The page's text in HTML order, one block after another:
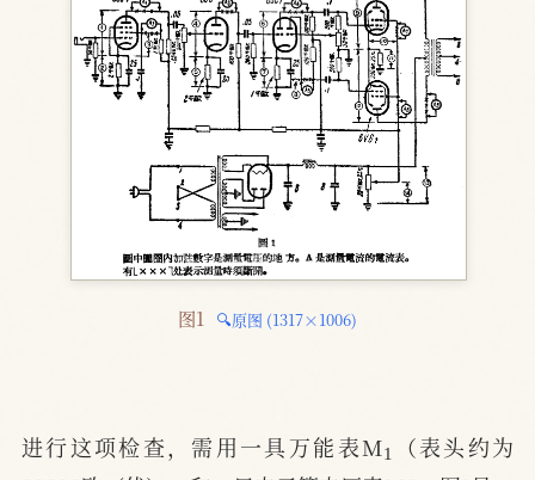
图1 🔍原图 (1317×1006)
进行这项检查，需用一具万能表M
（表头约为